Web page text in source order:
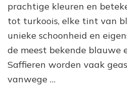
prachtige kleuren en
tot turkoois, elke tint van
unieke schoonheid en
de meest bekende blauwe
Saffieren worden vaak
vanwege …